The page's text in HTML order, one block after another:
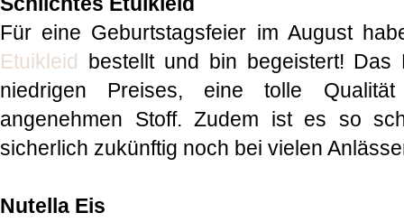
Für eine Geburtstagsfeier im August
Etuikleid bestellt und bin begeistert!
niedrigen Preises, eine tolle
angenehmen Stoff. Zudem ist es so
sicherlich zukünftig noch bei vielen
Nutella Eis